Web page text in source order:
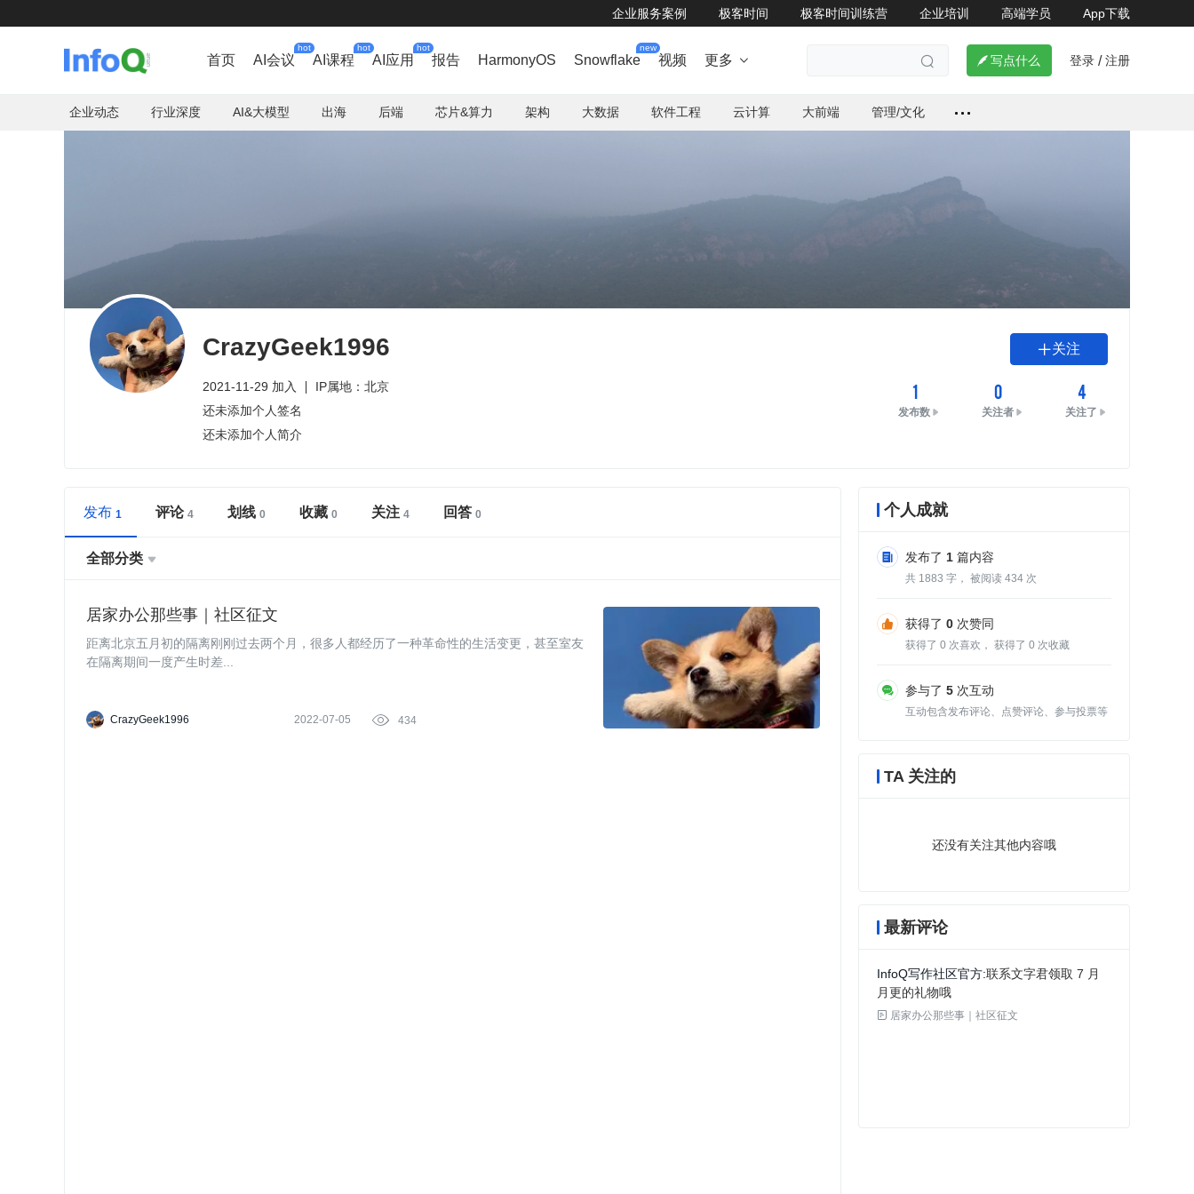
企业服务案例 极客时间 极客时间训练营 企业培训 高端学员 App下载
首页 AI会议
hot
AI课程
hot
AI应用
hot
报告 HarmonyOS Snowflake
new
视频 更多    写点什么 登录 / 注册
企业动态 行业深度 AI&大模型 出海 后端 芯片&算力 架构 大数据 软件工程 云计算 大前端 管理/文化
CrazyGeek1996
2021-11-29 加入
IP属地：北京
还未添加个人签名
还未添加个人简介
关注
1
发布数
0
关注者
4
关注了
发布 评论 划线 收藏 关注 回答
全部分类 
居家办公那些事｜社区征文
距离北京五月初的隔离刚刚过去两个月，很多人都经历了一种革命性的生活变更，甚至室友
在隔离期间一度产生时差...
CrazyGeek1996 2022-07-05  434
个人成就
发布了 1 篇内容
共 1883 字， 被阅读 434 次
获得了 0 次赞同
获得了 0 次喜欢， 获得了 0 次收藏
参与了 5 次互动
互动包含发布评论、点赞评论、参与投票等
TA 关注的
还没有关注其他内容哦
最新评论
InfoQ写作社区官方 联系文字君领取 7 月
月更的礼物哦
 居家办公那些事｜社区征文